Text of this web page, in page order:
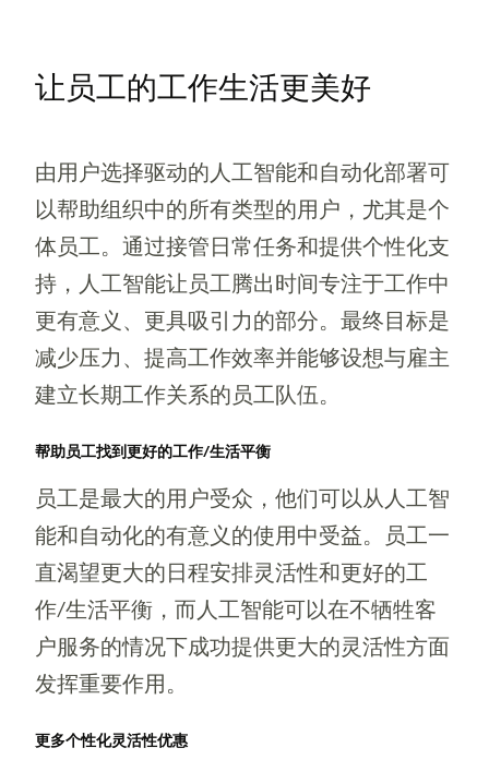
让员工的工作生活更美好
由用户选择驱动的人工智能和自动化部署可
以帮助组织中的所有类型的用户，尤其是个
体员工。通过接管日常任务和提供个性化支
持，人工智能让员工腾出时间专注于工作中
更有意义、更具吸引力的部分。最终目标是
减少压力、提高工作效率并能够设想与雇主
建立长期工作关系的员工队伍。
帮助员工找到更好的工作/生活平衡
员工是最大的用户受众，他们可以从人工智
能和自动化的有意义的使用中受益。员工一
直渴望更大的日程安排灵活性和更好的工
作/生活平衡，而人工智能可以在不牺牲客
户服务的情况下成功提供更大的灵活性方面
发挥重要作用。
更多个性化灵活性优惠